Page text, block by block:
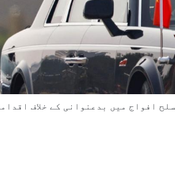
سے چینی مسلح افواج میں بدعنوانی کے خلاف